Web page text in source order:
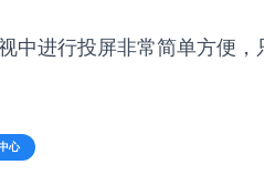
中进行投屏非常简单方便
心